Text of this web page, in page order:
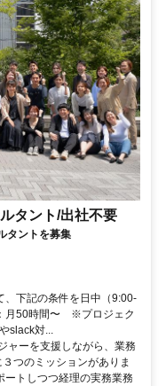
タント/出社不要
タントを募集
、下記の条件を日中（9:00-
月50時間〜 ※プロジェク
slack対...
ャーを支援しながら、業務
つのミッションがありま
ートしつつ経理の実務業務